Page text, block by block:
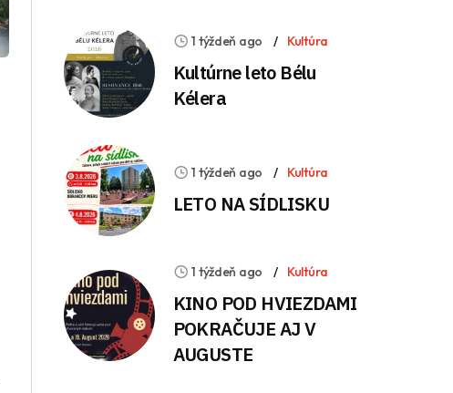
1 týždeň ago Kultúra
Kultúrne leto Bélu
Kélera
1 týždeň ago Kultúra
LETO NA SÍDLISKU
1 týždeň ago Kultúra
KINO POD HVIEZDAMI
POKRAČUJE AJ V
AUGUSTE